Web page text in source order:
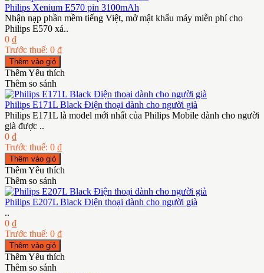
Philips Xenium E570 pin 3100mAh
Nhận nạp phần mềm tiếng Việt, mở mật khẩu máy miễn phí cho
Philips E570 xá..
0 ₫
Trước thuế: 0 ₫
Thêm Yêu thích
Thêm so sánh
Philips E171L Black Điện thoại dành cho người già
Philips E171L là model mới nhất của Philips Mobile dành cho người
già được ..
0 ₫
Trước thuế: 0 ₫
Thêm Yêu thích
Thêm so sánh
Philips E207L Black Điện thoại dành cho người già
..
0 ₫
Trước thuế: 0 ₫
Thêm Yêu thích
Thêm so sánh